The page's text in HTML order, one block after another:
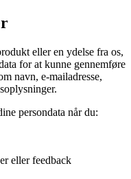
eller en ydelse fra os,
for at kunne gennemføre
navn, e-mailadresse,
persondata når du:
eller feedback